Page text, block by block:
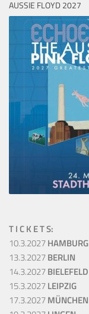
AUSSIE FLOYD 2027
T I C K E T S:
10.3.2027HAMBURG
13.3.2027BERLIN
14.3.2027BIELEFELD
15.3.2027LEIPZIG
17.3.2027MÜNCHEN